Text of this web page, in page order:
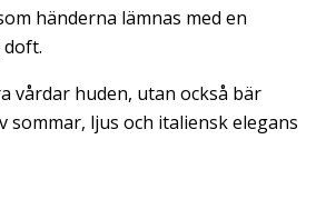
händerna lämnas med en
vårdar huden, utan också bär
sommar, ljus och italiensk elegans